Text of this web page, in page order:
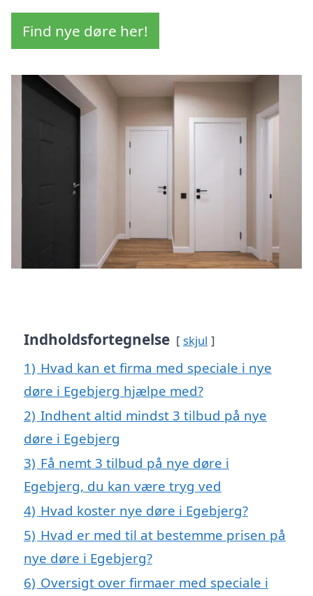
Find nye døre her!
Indholdsfortegnelse skjul
1) Hvad kan et firma med speciale i nye
døre i Egebjerg hjælpe med?
2) Indhent altid mindst 3 tilbud på nye
døre i Egebjerg
3) Få nemt 3 tilbud på nye døre i
Egebjerg, du kan være tryg ved
4) Hvad koster nye døre i Egebjerg?
5) Hvad er med til at bestemme prisen på
nye døre i Egebjerg?
6) Oversigt over firmaer med speciale i